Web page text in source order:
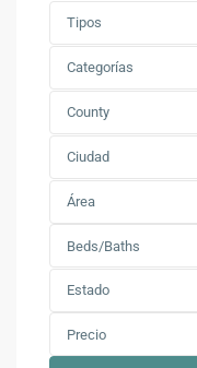
Tipos
Categorías
County
Ciudad
Área
Beds/Baths
Estado
Precio